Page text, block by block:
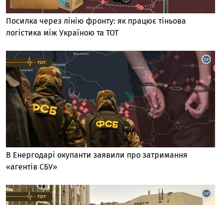
Посилка через лінію фронту: як працює тіньова
логістика між Україною та ТОТ
В Енергодарі окупанти заявили про затримання
«агентів СБУ»